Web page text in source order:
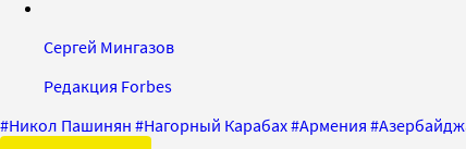
Сергей Мингазов
Редакция Forbes
#Никол Пашинян #Нагорный Карабах#Армения #